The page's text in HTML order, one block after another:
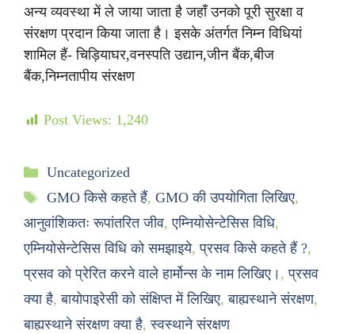
अन्य व्यवस्था में ले जाया जाता है जहाँ उनको पूरी सुरक्षा व
संरक्षण प्रदान किया जाता है। इसके अंतर्गत निम्न विधियां
शामिल हैं- चिड़ियाघर,वनस्पति उद्यान,जीन बैंक,बीज
बैंक,निम्नतापीय संरक्षण
Post Views: 1,240
Uncategorized
GMO किसे कहते हैं, GMO की उपयोगिता लिखिए,
आनुवांशिकतः रूपांतरित जीव,एम्नियोसेन्टेसिस विधि,
एम्नियोसेन्टेसिस विधि को समझाइये,प्रसव किसे कहते हैं ?,
प्रसव को प्रेरित करने वाले हार्मोन्स के नाम लिखिए। ,प्रसव
क्या है,बायोपाइरेसी को संक्षिप्त में लिखिए,बाह्यस्थाने संरक्षण,
बाह्यस्थाने संरक्षण क्या है,स्वस्थाने संरक्षण